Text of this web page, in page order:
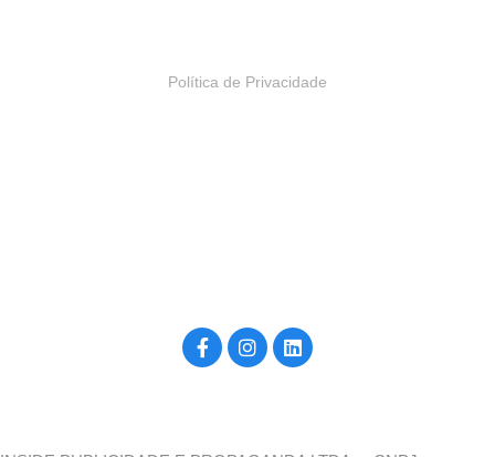
Política de Privacidade